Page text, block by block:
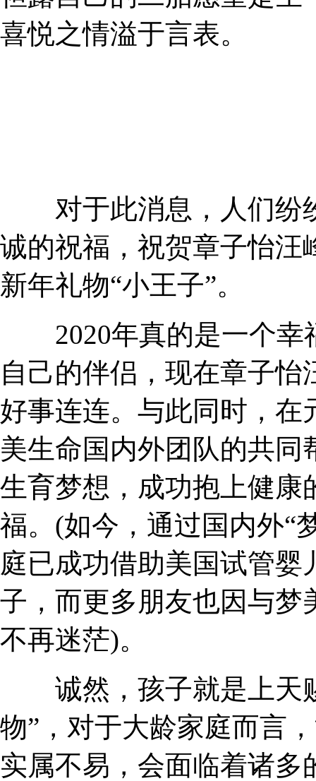
喜悦之情溢于言表。
对于此消息，人们纷
诚的祝福，祝贺章子怡汪
新年礼物“小王子”。
2020年真的是一个幸
自己的伴侣，现在章子
好事连连。与此同时，在
美生命国内外团队的共
生育梦想，成功抱上健康
福。(如今，通过国内外“
庭已成功借助美国试管
子，而更多朋友也因与梦
不再迷茫)。
诚然，孩子就是上天
物”，对于大龄家庭而言
实属不易，会面临着诸